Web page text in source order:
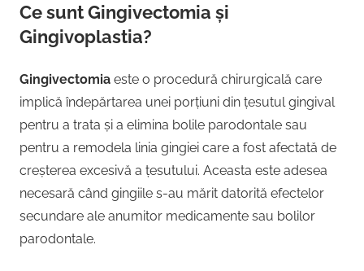
Ce sunt Gingivectomia și
Gingivoplastia?
Gingivectomia este o procedură chirurgicală care
implică îndepărtarea unei porțiuni din țesutul gingival
pentru a trata și a elimina bolile parodontale sau
pentru a remodela linia gingiei care a fost afectată de
creșterea excesivă a țesutului. Aceasta este adesea
necesară când gingiile s-au mărit datorită efectelor
secundare ale anumitor medicamente sau bolilor
parodontale.